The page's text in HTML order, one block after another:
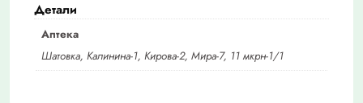
Детали
Аптека
Шатовка, Калинина-1, Кирова-2, Мира-7, 11 мкрн-1/1